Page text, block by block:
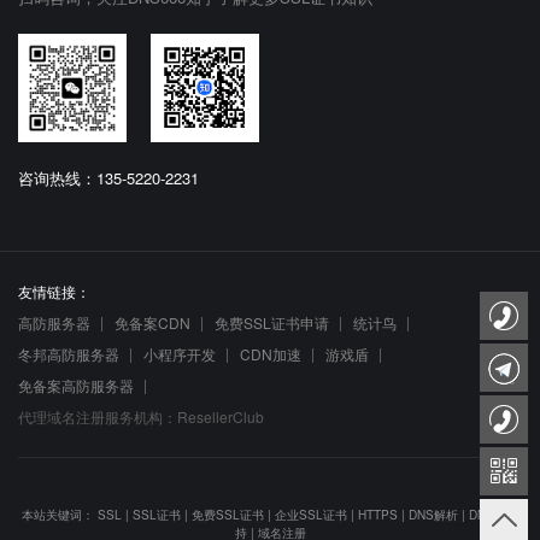
咨询热线：135-5220-2231
友情链接：
高防服务器
免备案CDN 免费SSL证书申请
统计鸟
冬邦高防服务器
小程序开发 CDN加速
游戏盾
免备案高防服务器
代理域名注册服务机构：ResellerClub
本站关键词： SSL | SSL证书 | 免费SSL证书 | 企业SSL证书 | HTTPS | DNS解析 | DNS防劫
持| 域名注册